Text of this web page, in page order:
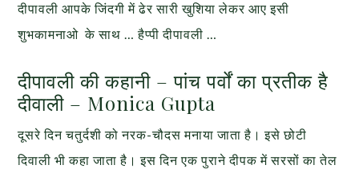
दीपावली आपके जिंदगी में ढेर सारी खुशिया लेकर आए इसी
शुभकामनाओ के साथ … हैप्पी दीपावली …
दीपावली की कहानी – पांच पर्वों का प्रतीक है
दीवाली – Monica Gupta
दूसरे दिन चतुर्दशी को नरक-चौदस मनाया जाता है। इसे छोटी
दिवाली भी कहा जाता है। इस दिन एक पुराने दीपक में सरसों का तेल